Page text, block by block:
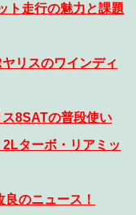
ト走行の魅力と課題
リスのワインディ
8SATの普段使い
ターボ・リアミッ
のニュース！